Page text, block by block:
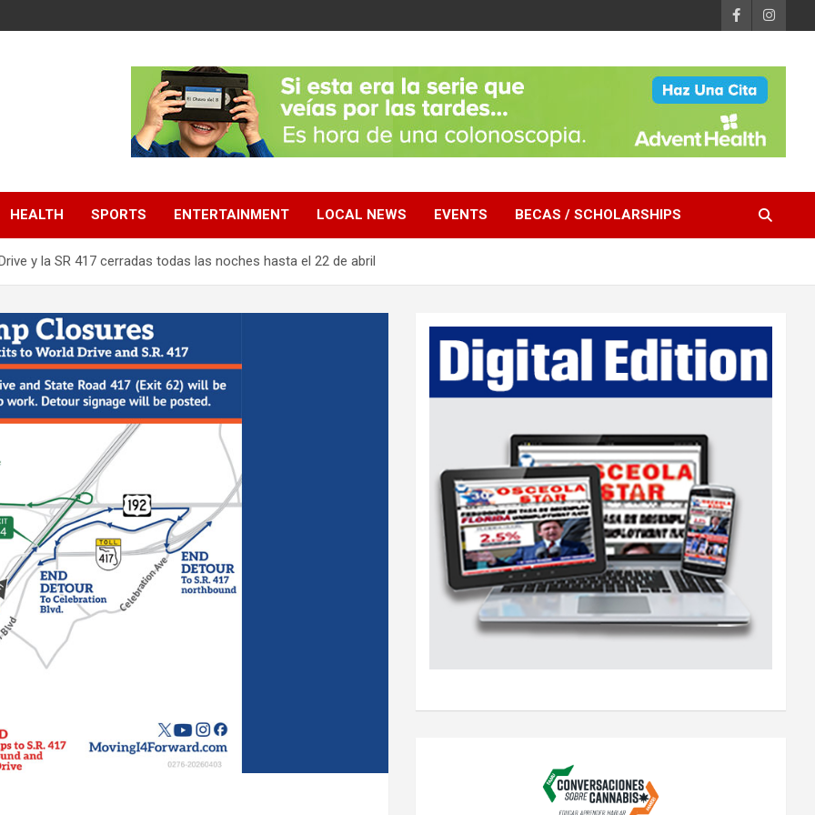
HEALTH SPORTS ENTERTAINMENT LOCAL NEWS EVENTS BECAS / SCHOLARSHIPS
y la SR 417 cerradas todas las noches hasta el 22 de abril